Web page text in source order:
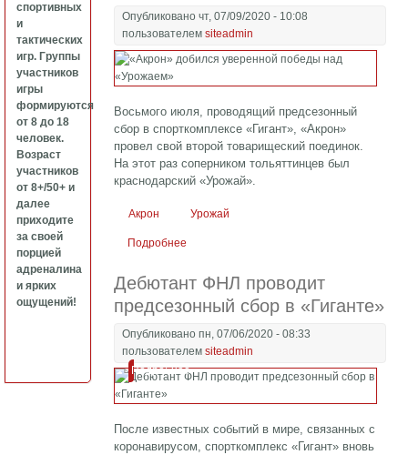
Опубликовано чт, 07/09/2020 - 10:08
пользователемsiteadmin
Восьмого июля, проводящий предсезонный
сбор в спорткомплексе «Гигант», «Акрон»
провел свой второй товарищеский поединок.
На этот раз соперником тольяттинцев был
краснодарский «Урожай».
Акрон Урожай
Подробнее
Дебютант ФНЛ проводит
предсезонный сбор в «Гиганте»
Опубликовано пн, 07/06/2020 - 08:33
пользователемsiteadmin
После известных событий в мире, связанных с
коронавирусом, спорткомплекс «Гигант» вновь
спортивных
и
тактических
игр. Группы
участников
игры
формируются
от 8 до 18
человек.
Возраст
участников
от 8+/50+ и
далее
приходите
за своей
порцией
адреналина
и ярких
ощущений!
Подробнее